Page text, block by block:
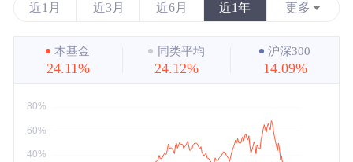
近1月 近3月 近6月 近1年 更多
近3年
近5年
最大
本基金
24.11%
同类平均
24.12%
沪深300
14.09%